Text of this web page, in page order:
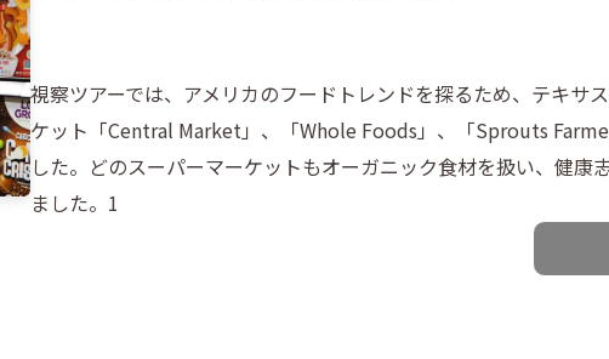
視察ツアーでは、アメリカのフードトレンドを探るため、テキサ
ケット「Central Market」、「Whole Foods」、「Sprouts
した。どのスーパーマーケットもオーガニック食材を扱い、健康
ました。1